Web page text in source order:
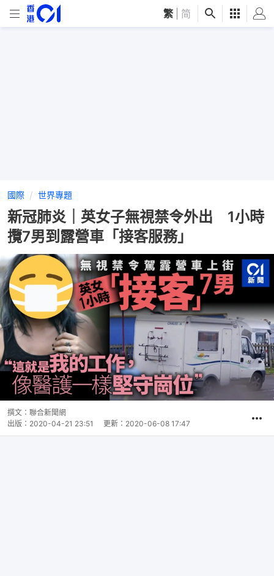
繁 简
國際 世界專題
新冠肺炎｜英女子無視禁令外出 1小時
攬7男到露營車「接客服務」
撰文： 聯合新聞網
出版： 2020-04-21 23:51 更新： 2020-06-08 17:47